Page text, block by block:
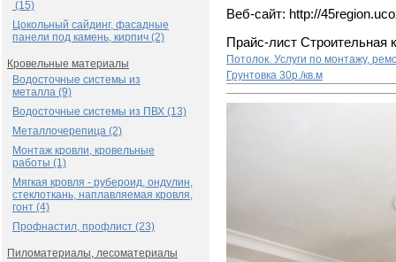
(15)
Цокольный сайдинг, фасадные
панели под камень, кирпич (2)
Кровельные материалы
Водосточные системы из
металла (9)
Водосточные системы из ПВХ (13)
Металлочерепица (2)
Монтаж кровли, кровельные
работы (1)
Мягкая кровля - рубероид, ондулин,
стеклоткань, наплавляемая кровля,
гонт (4)
Профнастил, профлист (23)
Пиломатериалы, лесоматериалы
Веб-сайт: http://
Прайс-лист
Потолок. Услуги по монтажу,
Грунтовка 30р./кв.м